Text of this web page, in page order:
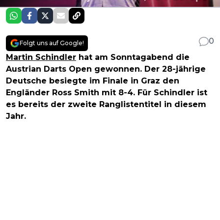
Folgt uns auf Google!
0
Martin Schindler hat am Sonntagabend die
Austrian Darts Open gewonnen. Der 28-jährige
Deutsche besiegte im Finale in Graz den
Engländer Ross Smith mit 8-4. Für Schindler ist
es bereits der zweite Ranglistentitel in diesem
Jahr.